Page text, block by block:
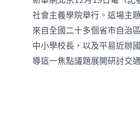
社會主義學院舉行。這場主
來自全國二十多個省市自治
中小學校長，以及平易近辦
導這一焦點議題展開研討交